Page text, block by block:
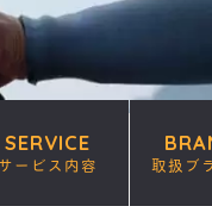
SERVICE
サービス内容 取扱ブ